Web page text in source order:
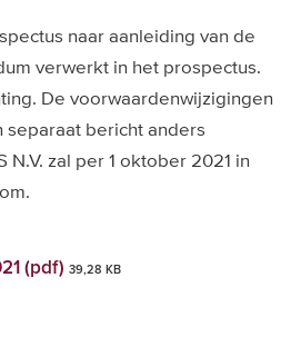
naar aanleiding van de
verwerkt in het prospectus.
De voorwaardenwijzigingen
separaat bericht anders
zal per 1 oktober 2021 in
(pdf) 39,28 KB